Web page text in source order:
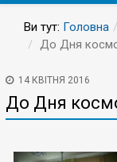
Ви тут: Головна
До Дня
14 КВІТНЯ 2016
До Дня